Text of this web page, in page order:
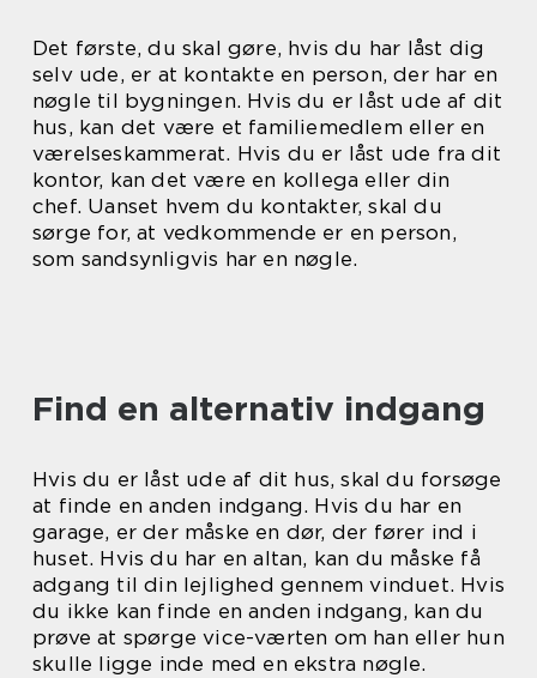
Det første, du skal gøre, hvis du har låst dig
selv ude, er at kontakte en person, der har en
nøgle til bygningen. Hvis du er låst ude af dit
hus, kan det være et familiemedlem eller en
værelseskammerat. Hvis du er låst ude fra dit
kontor, kan det være en kollega eller din
chef. Uanset hvem du kontakter, skal du
sørge for, at vedkommende er en person,
som sandsynligvis har en nøgle.
Find en alternativ indgang
Hvis du er låst ude af dit hus, skal du forsøge
at finde en anden indgang. Hvis du har en
garage, er der måske en dør, der fører ind i
huset. Hvis du har en altan, kan du måske få
adgang til din lejlighed gennem vinduet. Hvis
du ikke kan finde en anden indgang, kan du
prøve at spørge vice-værten om han eller hun
skulle ligge inde med en ekstra nøgle.